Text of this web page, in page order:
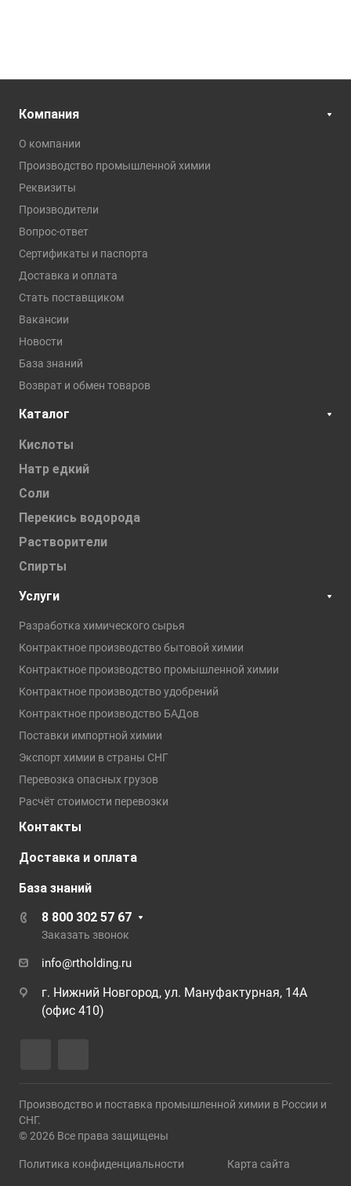
Компания
О компании
Производство промышленной химии
Реквизиты
Производители
Вопрос-ответ
Сертификаты и паспорта
Доставка и оплата
Стать поставщиком
Вакансии
Новости
База знаний
Возврат и обмен товаров
Каталог
Кислоты
Натр едкий
Соли
Перекись водорода
Растворители
Спирты
Услуги
Разработка химического сырья
Контрактное производство бытовой химии
Контрактное производство промышленной химии
Контрактное производство удобрений
Контрактное производство БАДов
Поставки импортной химии
Экспорт химии в страны СНГ
Перевозка опасных грузов
Расчёт стоимости перевозки
Контакты
Доставка и оплата
База знаний
8 800 302 57 67
Заказать звонок
info@rtholding.ru
г. Нижний Новгород, ул. Мануфактурная, 14А
(офис 410)
Производство и поставка промышленной химии в России и
СНГ.
© 2026 Все права защищены
Политика конфиденциальности Карта сайта